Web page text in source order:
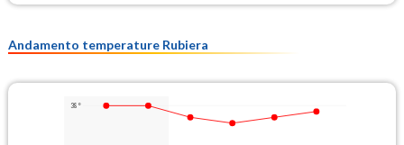
Andamento temperature Rubiera
38°